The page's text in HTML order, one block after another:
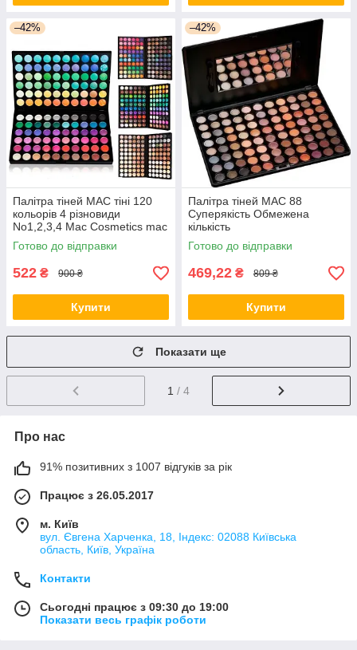
–42%
Палітра тіней МАС тіні 120
кольорів 4 різновиди
No1,2,3,4 Mac Cosmetics mac
Готово до відправки
522 ₴ 900 ₴
Купити
–42%
Палітра тіней MAC 88
Суперякість Обмежена
кількість
Готово до відправки
469,22 ₴ 809 ₴
Купити
Показати ще
1 / 4
Про нас
91% позитивних з 1007 відгуків за рік
Працює з 26.05.2017
м. Київ
вул. Євгена Харченка, 18, Індекс: 02088 Київська
область, Київ, Україна
Контакти
Сьогодні працює з 09:30 до 19:00
Показати весь графік роботи